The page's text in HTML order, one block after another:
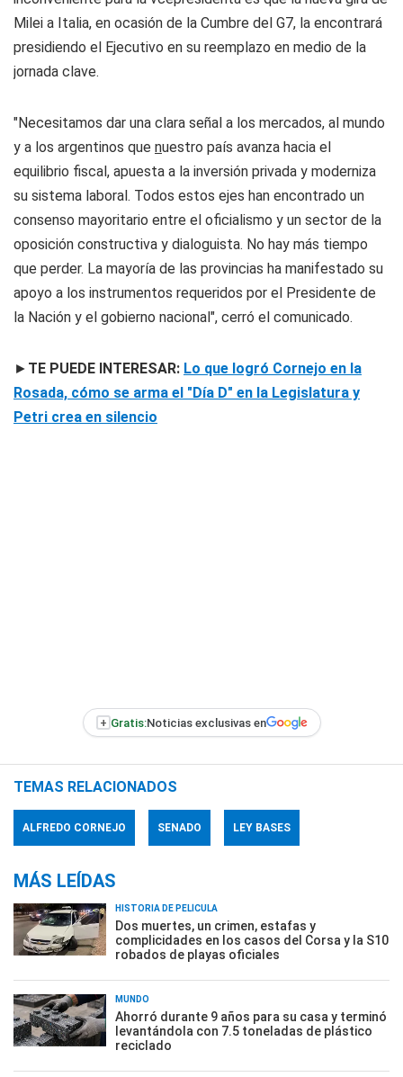
Milei a Italia, en ocasión de la Cumbre del G7, la encontrará
presidiendo el Ejecutivo en su reemplazo en medio de la
jornada clave.
"Necesitamos dar una clara señal a los mercados, al mundo
y a los argentinos que nuestro país avanza hacia el
equilibrio fiscal, apuesta a la inversión privada y moderniza
su sistema laboral. Todos estos ejes han encontrado un
consenso mayoritario entre el oficialismo y un sector de la
oposición constructiva y dialoguista. No hay más tiempo
que perder. La mayoría de las provincias ha manifestado su
apoyo a los instrumentos requeridos por el Presidente de
la Nación y el gobierno nacional", cerró el comunicado.
► TE PUEDE INTERESAR: Lo que logró Cornejo en la
Rosada, cómo se arma el "Día D" en la Legislatura y
Petri crea en silencio
+ Gratis:Noticias exclusivas en
TEMAS RELACIONADOS
ALFREDO CORNEJO SENADO LEY BASES
MÁS LEÍDAS
HISTORIA DE PELÍCULA
Dos muertes, un crimen, estafas y
complicidades en los casos del Corsa y la S10
robados de playas oficiales
MUNDO
Ahorró durante 9 años para su casa y terminó
levantándola con 7.5 toneladas de plástico
reciclado